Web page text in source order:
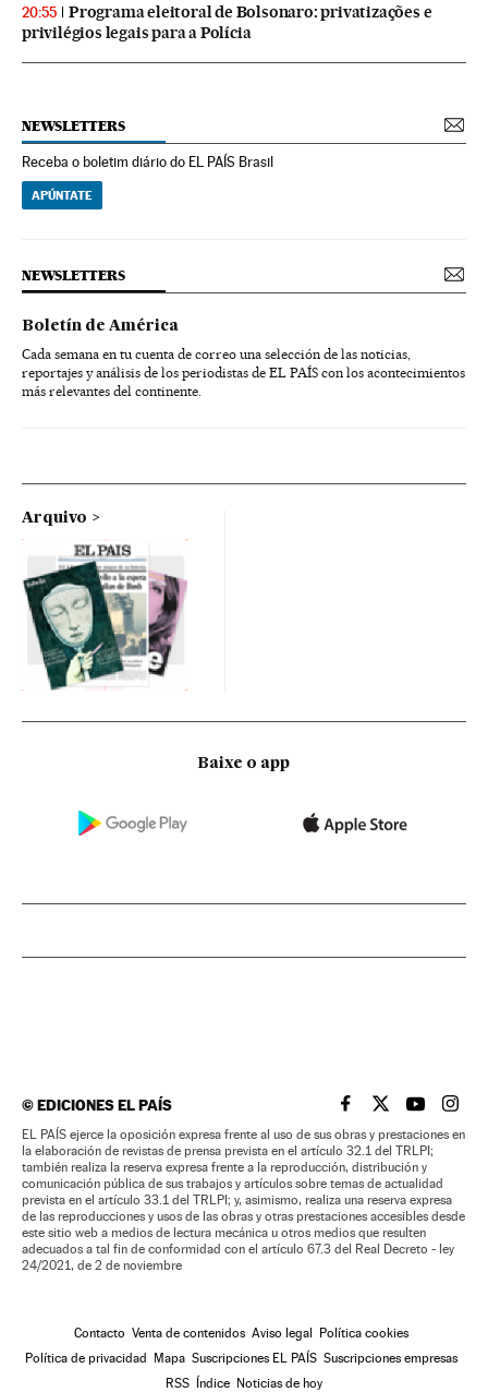
20:55
Programa eleitoral de Bolsonaro: privatizações e
privilégios legais para a Polícia
NEWSLETTERS
Receba o boletim diário do EL PAÍS Brasil
APÚNTATE
NEWSLETTERS
Boletín de América
Cada semana en tu cuenta de correo una selección de las noticias,
reportajes y análisis de los periodistas de EL PAÍS con los acontecimientos
más relevantes del continente.
Arquivo
Baixe o app
©EDICIONES EL PAÍS EL PAÍS BRASIL EN
EL PAÍSEL PAÍS
EL
EL PAÍS ejerce la oposición expresa frente al uso de sus obras y prestaciones en
la elaboración de revistas de prensa prevista en el artículo 32.1 del TRLPI;
también realiza la reserva expresa frente a la reproducción, distribución y
comunicación pública de sus trabajos y artículos sobre temas de actualidad
prevista en el artículo 33.1 del TRLPI; y, asimismo, realiza una reserva expresa
de las reproducciones y usos de las obras y otras prestaciones accesibles desde
este sitio web a medios de lectura mecánica u otros medios que resulten
adecuados a tal fin de conformidad con el artículo 67.3 del Real Decreto - ley
24/2021, de 2 de noviembre
Contacto Venta de contenidos Aviso legal
Política cookies
Política de privacidad
Mapa Suscripciones EL PAÍS Suscripciones empresas
RSS
Índice Noticias de hoy